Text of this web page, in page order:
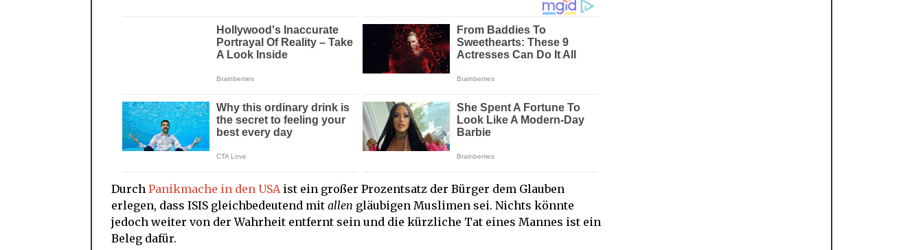
Durch Panikmache in den USAist ein großer Prozentsatz der Bürger dem Glauben
erlegen, dass ISIS gleichbedeutend mit allen gläubigen Muslimen sei. Nichts könnte
jedoch weiter von der Wahrheit entfernt sein und die kürzliche Tat eines Mannes ist ein
Beleg dafür.